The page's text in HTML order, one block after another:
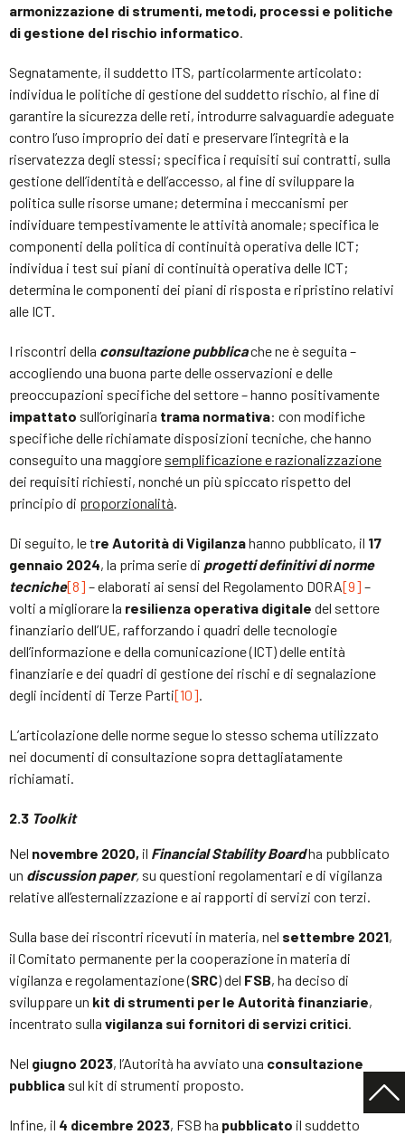
armonizzazione di strumenti, metodi, processi e politiche
di gestione del rischio informatico.
Segnatamente, il suddetto ITS, particolarmente articolato:
individua le politiche di gestione del suddetto rischio, al fine di
garantire la sicurezza delle reti, introdurre salvaguardie adeguate
contro l’uso improprio dei dati e preservare l’integrità e la
riservatezza degli stessi; specifica i requisiti sui contratti, sulla
gestione dell’identità e dell’accesso, al fine di sviluppare la
politica sulle risorse umane; determina i meccanismi per
individuare tempestivamente le attività anomale; specifica le
componenti della politica di continuità operativa delle ICT;
individua i test sui piani di continuità operativa delle ICT;
determina le componenti dei piani di risposta e ripristino relativi
alle ICT.
I riscontri della consultazione pubblicache ne è seguita –
accogliendo una buona parte delle osservazioni e delle
preoccupazioni specifiche del settore – hanno positivamente
impattato sull’originaria trama normativa: con modifiche
specifiche delle richiamate disposizioni tecniche, che hanno
conseguito una maggiore semplificazione e razionalizzazione
dei requisiti richiesti, nonché un più spiccato rispetto del
principio di proporzionalità.
Di seguito, le tre Autorità di Vigilanzahanno pubblicato, il 17
gennaio 2024, la prima serie di progetti definitivi di norme
tecniche[8] – elaborati ai sensi del Regolamento DORA[9] –
volti a migliorare la resilienza operativa digitale del settore
finanziario dell’UE, rafforzando i quadri delle tecnologie
dell’informazione e della comunicazione (ICT) delle entità
finanziarie e dei quadri di gestione dei rischi e di segnalazione
degli incidenti di Terze Parti[10].
L’articolazione delle norme segue lo stesso schema utilizzato
nei documenti di consultazione sopra dettagliatamente
richiamati.
2.3 Toolkit
Nel novembre 2020, il Financial Stability Boardha pubblicato
un discussion paper, su questioni regolamentari e di vigilanza
relative all’esternalizzazione e ai rapporti di servizi con terzi.
Sulla base dei riscontri ricevuti in materia, nel settembre 2021,
il Comitato permanente per la cooperazione in materia di
vigilanza e regolamentazione (SRC) del FSB, ha deciso di
sviluppare un kit di strumenti per le Autorità finanziarie,
incentrato sulla vigilanza sui fornitori di servizi critici.
Nel giugno 2023, l’Autorità ha avviato una consultazione
pubblica sul kit di strumenti proposto.
Infine, il 4 dicembre 2023, FSB ha pubblicato il suddetto